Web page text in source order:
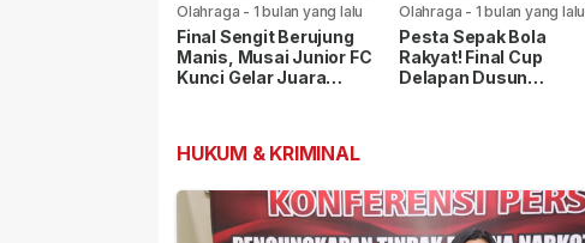
Olahraga - 1 bulan yang lalu
Final Sengit Berujung
Manis, Musai Junior FC
Kunci Gelar Juara
Olahraga - 1 bulan yang lalu
Pesta Sepak Bola
Rakyat! Final Cup
Delapan Dusun
HUKUM & KRIMINAL